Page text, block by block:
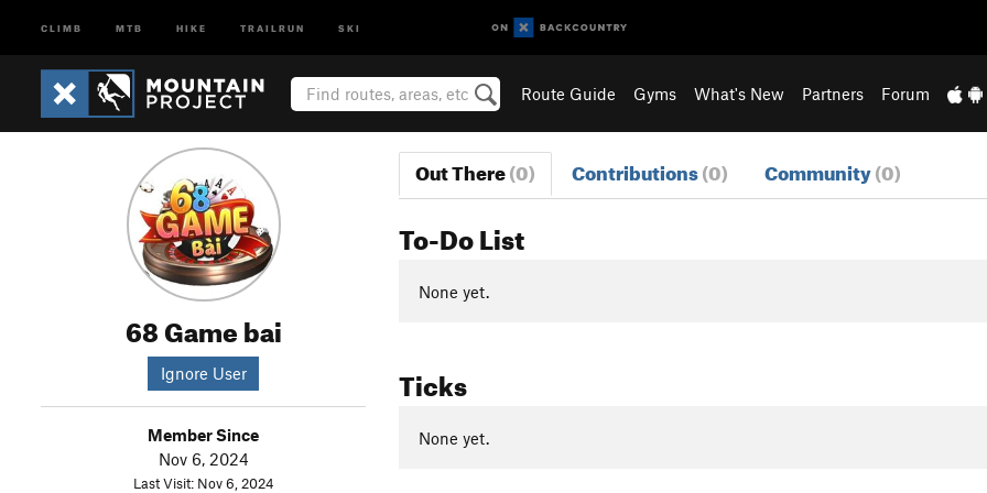
CLIMB MTB HIKE TRAILRUN SKI
Route Guide Gyms What's New Partners Forum
68 Game bai
Ignore User
Member Since
Nov 6, 2024
Last Visit: Nov 6, 2024
Out There(0) Contributions(0) Community(0)
To-Do List
None yet.
Ticks
None yet.